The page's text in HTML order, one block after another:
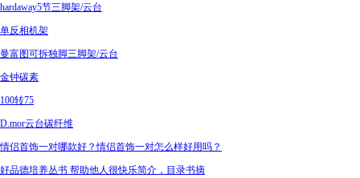
hardaway5节三脚架/云台
单反相机架
曼富图可拆独脚三脚架/云台
金钟碳素
100转75
D.mor云台碳纤维
情侣首饰一对哪款好？情侣首饰一对怎么样好用吗？
好品德培养丛书 帮助他人很快乐简介，目录书摘